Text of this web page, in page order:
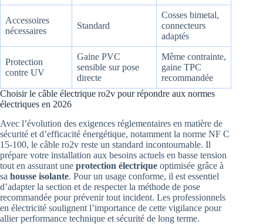
Accessoires
nécessaires
Standard
Cosses bimetal,
connecteurs
adaptés
Protection
contre UV
Gaine PVC
sensible sur pose
directe
Même contrainte,
gaine TPC
recommandée
Choisir le câble électrique ro2v pour répondre aux normes
électriques en 2026
Avec l’évolution des exigences réglementaires en matière de
sécurité et d’efficacité énergétique, notamment la norme NF C
15-100, le câble ro2v reste un standard incontournable. Il
prépare votre installation aux besoins actuels en basse tension
tout en assurant une protection électrique optimisée grâce à
sa housse isolante. Pour un usage conforme, il est essentiel
d’adapter la section et de respecter la méthode de pose
recommandée pour prévenir tout incident. Les professionnels
en électricité soulignent l’importance de cette vigilance pour
allier performance technique et sécurité de long terme.